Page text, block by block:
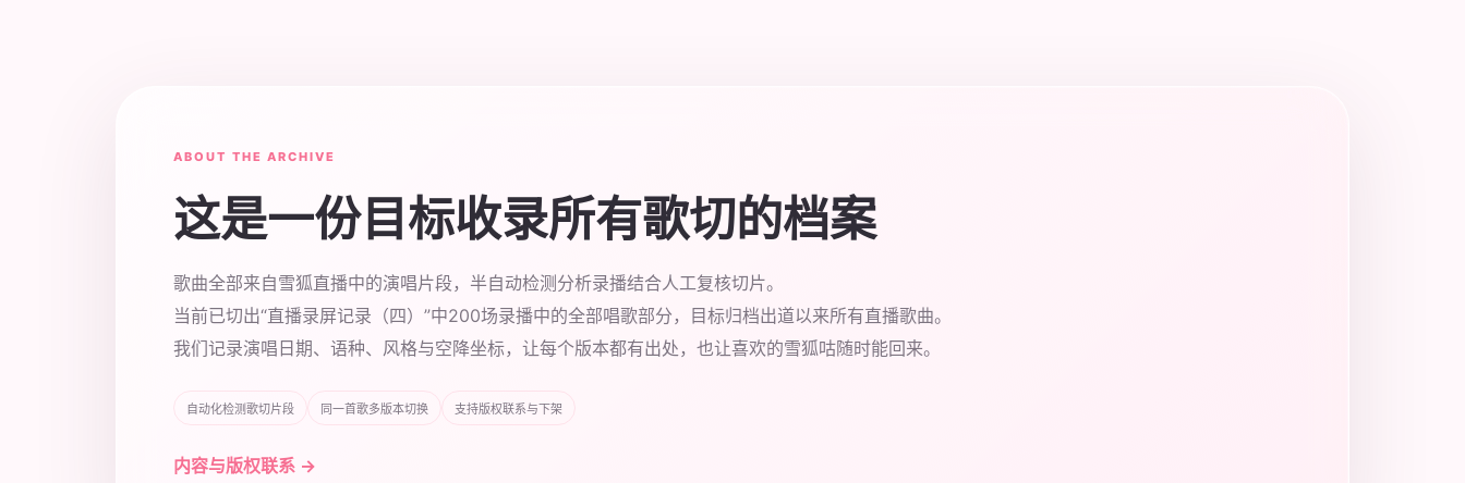
ABOUT THE ARCHIVE
这是一份目标收录所有歌切的档案
歌曲全部来自雪狐直播中的演唱片段，半自动检测分析录播结合人工复核切片。
当前已切出“直播录屏记录（四）”中200场录播中的全部唱歌部分，目标归档出道以来所有直播歌曲。
我们记录演唱日期、语种、风格与空降坐标，让每个版本都有出处，也让喜欢的雪狐咕随时能回来。
自动化检测歌切片段 同一首歌多版本切换 支持版权联系与下架
内容与版权联系 →